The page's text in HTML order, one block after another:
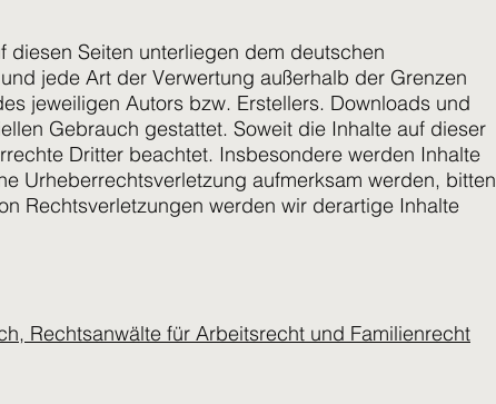
Seiten unterliegen dem deutschen
jede Art der Verwertung außerhalb der Grenzen
jeweiligen Autors bzw. Erstellers. Downloads und
Gebrauch gestattet. Soweit die Inhalte auf dieser
Dritter beachtet. Insbesondere werden Inhalte
Urheberrechtsverletzung aufmerksam werden, bitten
Rechtsverletzungen werden wir derartige Inhalte
Rechtsanwälte für Arbeitsrecht und Familienrecht